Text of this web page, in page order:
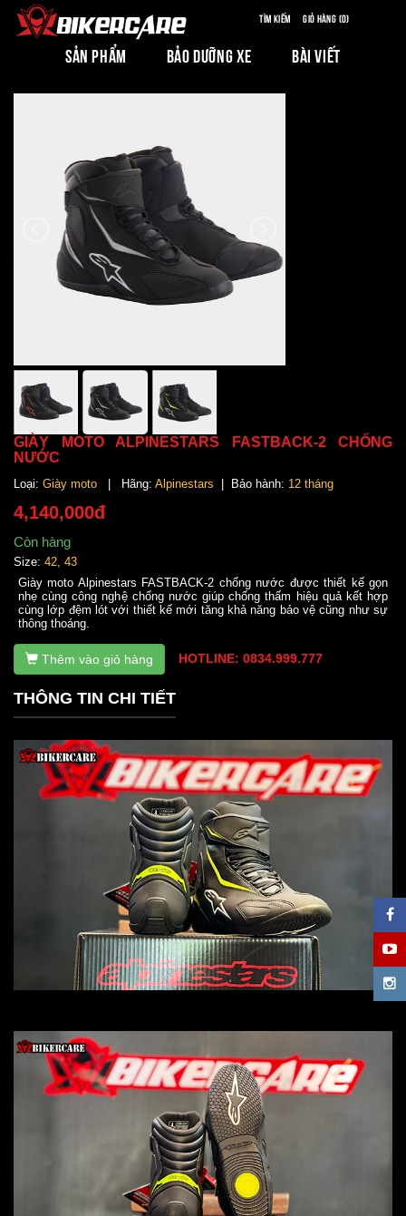
Tìm kiếm Giỏ hàng (0)
SẢN PHẨM BẢO DƯỠNG XE BÀI VIẾT
GIÀY MOTO ALPINESTARS FASTBACK-2 CHỐNG
NƯỚC
Loại: Giày moto | Hãng: Alpinestars | Bảo hành: 12 tháng
4,140,000đ
Còn hàng
Size: 42, 43
Giày moto Alpinestars FASTBACK-2 chống nước được thiết kế gọn
nhẹ cùng công nghệ chống nước giúp chống thấm hiệu quả kết hợp
cùng lớp đệm lót với thiết kế mới tăng khả năng bảo vệ cũng như sự
thông thoáng.
Thêm vào giỏ hàng HOTLINE: 0834.999.777
THÔNG TIN CHI TIẾT